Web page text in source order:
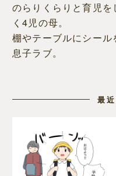
のらりくらりと育児
く4児の母。
棚やテーブルにシール
息子ラブ。
最